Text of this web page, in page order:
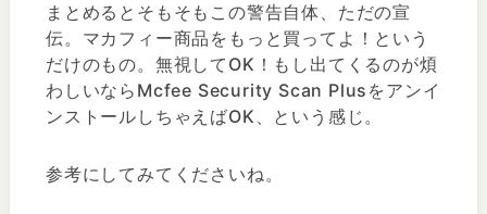
まとめるとそもそもこの警告自体、ただの宣
伝。マカフィー商品をもっと買ってよ！という
だけのもの。無視してOK！もし出てくるのが煩
わしいならMcfee Security Scan Plusをアンイ
ンストールしちゃえばOK、という感じ。
参考にしてみてくださいね。